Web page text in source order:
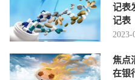
记表
记表
2023-
焦点
在银